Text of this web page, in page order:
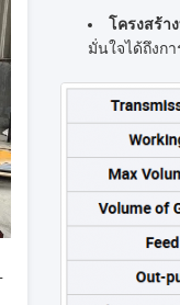
โครงสร้า
มั่นใจได้ถึงก